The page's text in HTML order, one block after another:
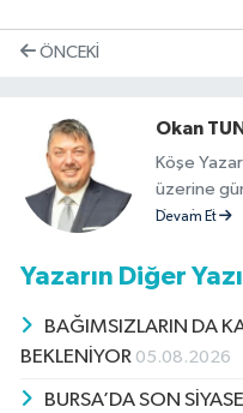
ÖNCEKI
Okan
Köşe
üzerine
Yerel
objektif
Devam Et
Yazarın Diğer
BAĞIMSIZLARIN DA
BEKLENİYOR 05.08.2026
BURSA’DA SON